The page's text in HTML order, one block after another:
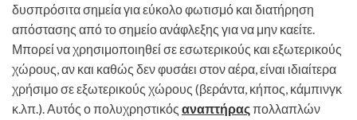
δυσπρόσιτα σημεία για εύκολο φωτισμό και διατήρηση
απόστασης από το σημείο ανάφλεξης για να μην καείτε.
Μπορεί να χρησιμοποιηθεί σε εσωτερικούς και εξωτερικούς
χώρους, αν και καθώς δεν φυσάει στον αέρα, είναι ιδιαίτερα
χρήσιμο σε εξωτερικούς χώρους (βεράντα, κήπος, κάμπινγκ
κ.λπ.). Αυτός ο πολυχρηστικός αναπτήραςπολλαπλών